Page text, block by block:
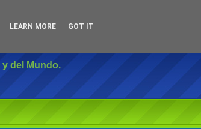
del Mundo.
LEARN MORE GOT IT